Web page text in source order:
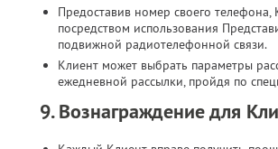
Предоставив номер своего телефона,
посредством использования
подвижной радиотелефонной связи.​
Клиент может выбрать параметры
ежедневной рассылки, пройдя по
9. Вознаграждение для